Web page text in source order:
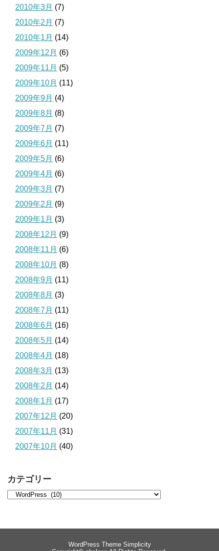
2010年3月 (7)
2010年2月 (7)
2010年1月 (14)
2009年12月 (6)
2009年11月 (5)
2009年10月 (11)
2009年9月 (4)
2009年8月 (8)
2009年7月 (7)
2009年6月 (11)
2009年5月 (6)
2009年4月 (6)
2009年3月 (7)
2009年2月 (9)
2009年1月 (3)
2008年12月 (9)
2008年11月 (6)
2008年10月 (8)
2008年9月 (11)
2008年8月 (3)
2008年7月 (11)
2008年6月 (16)
2008年5月 (14)
2008年4月 (18)
2008年3月 (13)
2008年2月 (14)
2008年1月 (17)
2007年12月 (20)
2007年11月 (31)
2007年10月 (40)
カテゴリー
WordPress Theme Simplicity